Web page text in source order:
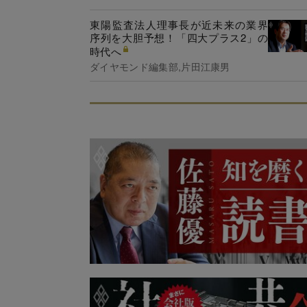
東陽監査法人理事長が近未来の業界
序列を大胆予想！「四大プラス2」の
時代へ
ダイヤモンド編集部,片田江康男